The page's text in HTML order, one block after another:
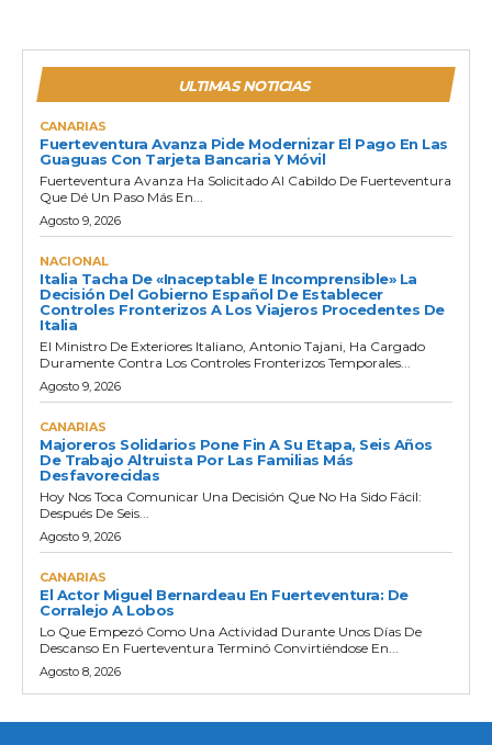
ULTIMAS NOTICIAS
CANARIAS
Fuerteventura Avanza Pide Modernizar El Pago En Las
Guaguas Con Tarjeta Bancaria Y Móvil
Fuerteventura Avanza Ha Solicitado Al Cabildo De Fuerteventura
Que Dé Un Paso Más En...
Agosto 9, 2026
NACIONAL
Italia Tacha De «inaceptable E Incomprensible» La
Decisión Del Gobierno Español De Establecer
Controles Fronterizos A Los Viajeros Procedentes De
Italia
El Ministro De Exteriores Italiano, Antonio Tajani, Ha Cargado
Duramente Contra Los Controles Fronterizos Temporales...
Agosto 9, 2026
CANARIAS
Majoreros Solidarios Pone Fin A Su Etapa, Seis Años
De Trabajo Altruista Por Las Familias Más
Desfavorecidas
Hoy Nos Toca Comunicar Una Decisión Que No Ha Sido Fácil:
Después De Seis...
Agosto 9, 2026
CANARIAS
El Actor Miguel Bernardeau En Fuerteventura: De
Corralejo A Lobos
Lo Que Empezó Como Una Actividad Durante Unos Días De
Descanso En Fuerteventura Terminó Convirtiéndose En...
Agosto 8, 2026